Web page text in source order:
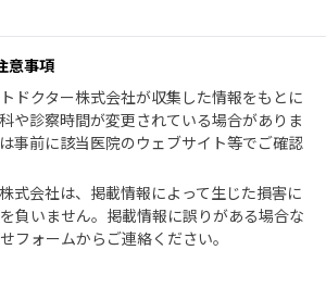
意事項
ドクター株式会社が収集した情報をもとに
や診察時間が変更されている場合がありま
事前に該当医院のウェブサイト等でご確認
式会社は、掲載情報によって生じた損害に
負いません。掲載情報に誤りがある場合な
フォームからご連絡ください。